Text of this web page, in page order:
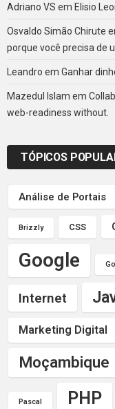
Adriano VS em Elisio
Osvaldo Simão Chirute
porque você precisa de
Leandro em Ganhar
Mazedul Islam em
web-readiness without.
TÓPICOS
Análise de Portais
Brizzly CSS
Google
Internet
Marketing Digital
Moçambique
Pascal PHP